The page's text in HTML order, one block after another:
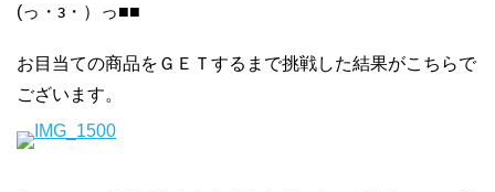
(っ・з・）っ■■
お目当ての商品をＧＥＴするまで挑戦した結果がこちらで
ございます。